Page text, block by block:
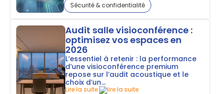
Sécurité & confidentialité
Audit salle visioconférence :
optimisez vos espaces en
2026
L’essentiel à retenir : la performance
d’une visioconférence premium
repose sur l’audit acoustique et le
choix d’un...
Lire la suite